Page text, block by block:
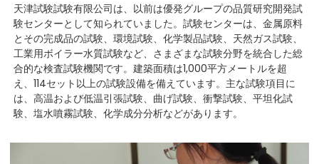
天津試験試験有限公司は、以前は優発グループの品質研究開発試
験センターとして知られていました。試験センターは、金属原料
とその完成品の試験、環境試験、化学製品試験、天然ガス試験、
工業用ボイラー水質試験など、さまざまな試験分野を統合した総
合的な検査試験機関です。建築面積は1,000平方メートルを超
え、114セット以上の試験設備を備えています。主な試験項目に
は、高温および低温引張試験、曲げ試験、衝撃試験、平坦化試
験、塩水噴霧試験、化学成分分析などがあります。